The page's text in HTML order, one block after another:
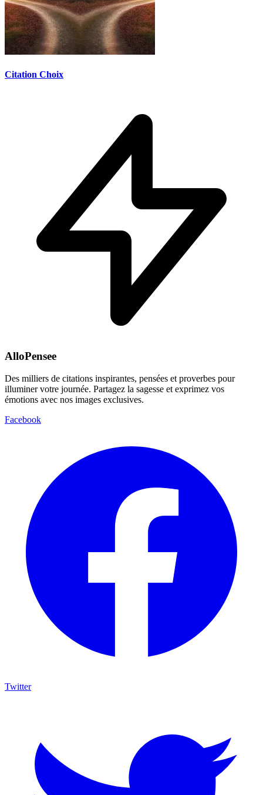
Citation Choix
AlloPensee
Des milliers de citations inspirantes, pensées et proverbes pour
illuminer votre journée. Partagez la sagesse et exprimez vos
émotions avec nos images exclusives.
Facebook
Twitter